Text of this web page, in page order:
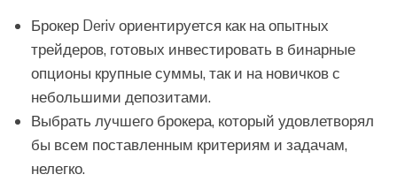
Брокер Deriv ориентируется как на опытных
трейдеров, готовых инвестировать в бинарные
опционы крупные суммы, так и на новичков с
небольшими депозитами.
Выбрать лучшего брокера, который удовлетворял
бы всем поставленным критериям и задачам,
нелегко.